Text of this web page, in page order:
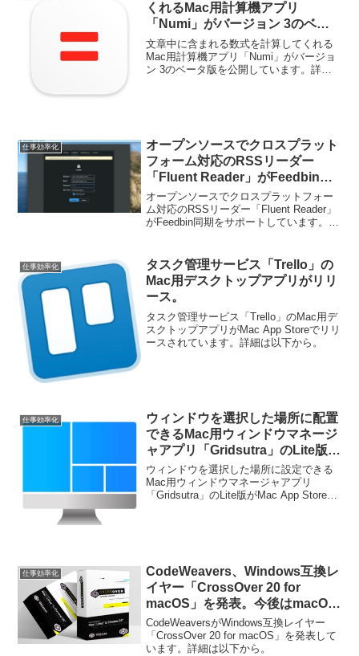
くれるMac用計算機アプリ
「Numi」がバージョン 3のベー
タ版を公開。
文章中に含まれる数式を計算してくれる
Mac用計算機アプリ「Numi」がバージョ
ン 3のベータ版を公開しています。詳細
仕事効率化
オープンソースでクロスプラット
フォーム対応のRSSリーダー
「Fluent Reader」がFeedbin同
期をサポート。
オープンソースでクロスプラットフォー
ム対応のRSSリーダー「Fluent Reader」
がFeedbin同期をサポートしています。詳
仕事効率化
タスク管理サービス「Trello」の
Mac用デスクトップアプリがリリ
ース。
タスク管理サービス「Trello」のMac用デ
スクトップアプリがMac App Storeでリリ
ースされています。詳細は以下から。
仕事効率化
ウィンドウを選択した場所に配置
できるMac用ウィンドウマネージ
ャアプリ「Gridsutra」のLite版が
Mac App Storeで公開。
ウィンドウを選択した場所に設定できる
Mac用ウィンドウマネージャアプリ
「Gridsutra」のLite版がMac App Storeで
仕事効率化
CodeWeavers、Windows互換レ
イヤー「CrossOver 20 for
macOS」を発表。今後はmacOS
11 Big SurとApple Silicon搭載
のMacもサポート予定。
CodeWeaversがWindows互換レイヤー
「CrossOver 20 for macOS」を発表して
います。詳細は以下から。